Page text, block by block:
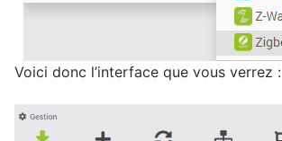
Voici donc l’interface que vous verrez :